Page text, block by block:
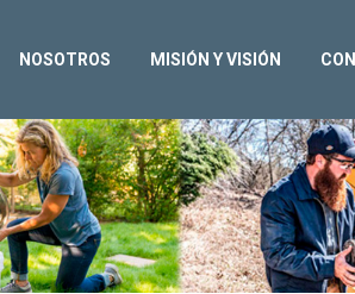
NOSOTROS MISIÓN Y VISIÓN